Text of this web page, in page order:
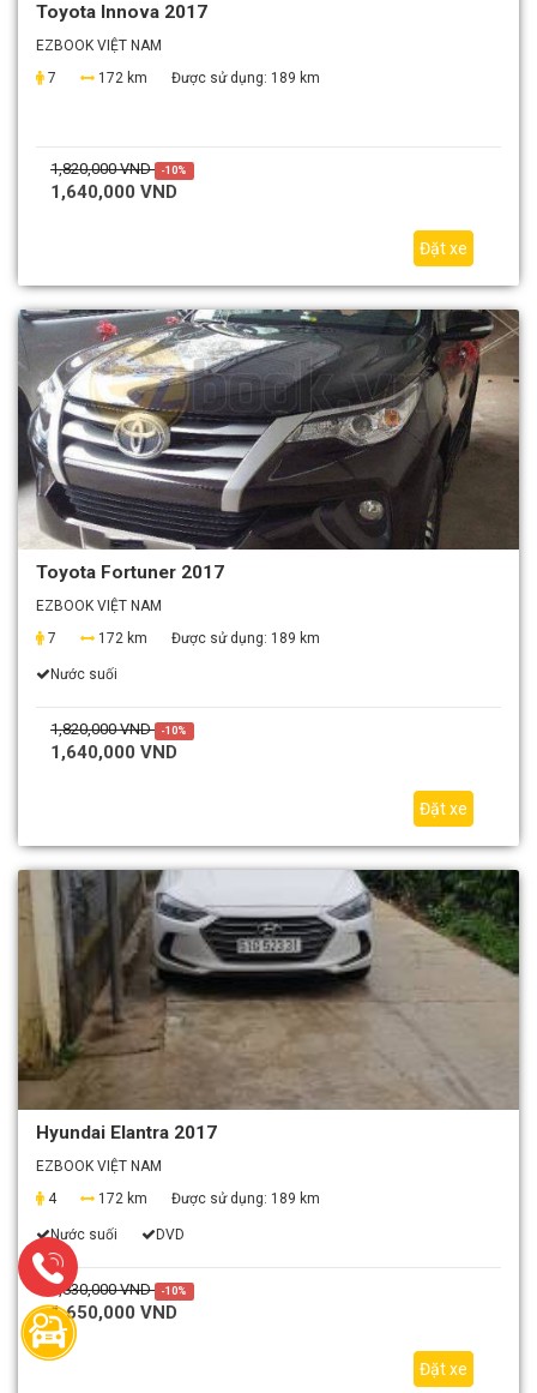
Toyota Innova 2017
EZBOOK VIỆT NAM
7
172 km Được sử dụng: 189 km
1,820,000 VND -10%
1,640,000 VND
Đặt xe
Toyota Fortuner 2017
EZBOOK VIỆT NAM
7
172 km Được sử dụng: 189 km
Nước suối
1,820,000 VND -10%
1,640,000 VND
Đặt xe
Hyundai Elantra 2017
EZBOOK VIỆT NAM
4
172 km Được sử dụng: 189 km
Nước suối DVD
1,830,000 VND -10%
1,650,000 VND
Đặt xe